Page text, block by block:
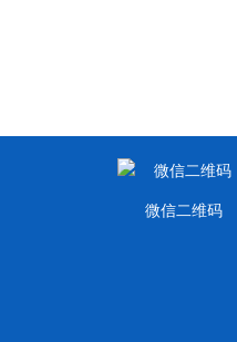
微信二维码